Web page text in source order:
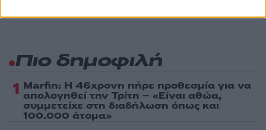
Πιο δημοφιλή
1 Marfin: Η 46χρονη πήρε προθεσμία για να
απολογηθεί την Τρίτη – «Είναι αθώα,
συμμετείχε στη διαδήλωση όπως και
100.000 άτομα»